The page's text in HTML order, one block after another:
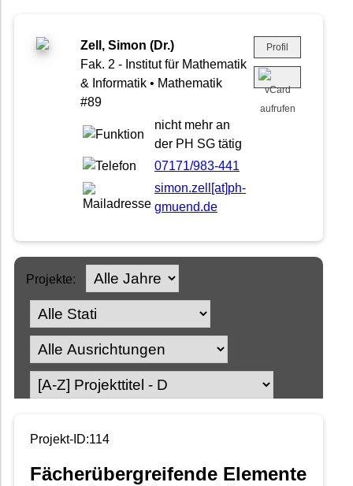
Zell, Simon (Dr.)
Fak. 2 - Institut für Mathematik
& Informatik • Mathematik
#89
nicht mehr an
der PH SG tätig
07171/983-441
simon.zell[at]ph-
gmuend.de
Profil
Projekte:
Projekt-ID:114
Fächerübergreifende Elemente